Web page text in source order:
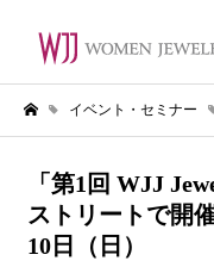
イベント・セミナー
「第1回 WJJ
ストリートで開
10日（日）